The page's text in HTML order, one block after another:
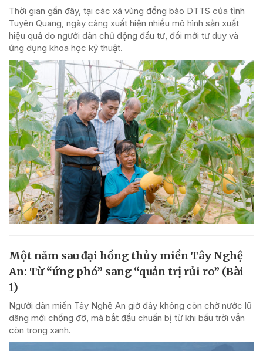
Thời gian gần đây, tại các xã vùng đồng bào DTTS của tỉnh
Tuyên Quang, ngày càng xuất hiện nhiều mô hình sản xuất
hiệu quả do người dân chủ động đầu tư, đổi mới tư duy và
ứng dụng khoa học kỹ thuật.
Một năm sau đại hồng thủy miền Tây Nghệ
An: Từ “ứng phó” sang “quản trị rủi ro” (Bài
1)
Người dân miền Tây Nghệ An giờ đây không còn chờ nước lũ
dâng mới chống đỡ, mà bắt đầu chuẩn bị từ khi bầu trời vẫn
còn trong xanh.